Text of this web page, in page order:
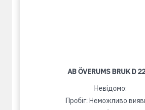
AB ÖVERUMS BRUK D
Невідомо:
Пробіг: Неможливо